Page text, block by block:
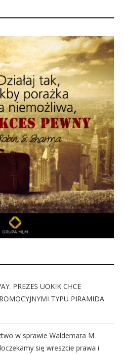
PREZES UOKIK CHCE
TYPU PIRAMIDA
w sprawie Waldemara M.
się wreszcie prawa i